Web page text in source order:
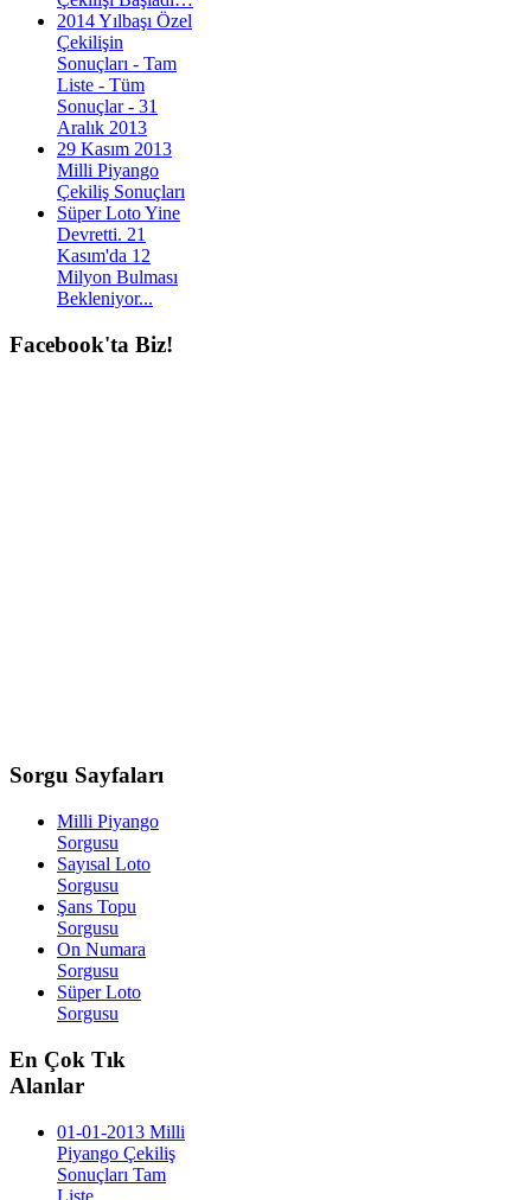
2014 Yılbaşı Özel
Çekilişin
Sonuçları - Tam
Liste - Tüm
Sonuçlar - 31
Aralık 2013
29 Kasım 2013
Milli Piyango
Çekiliş Sonuçları
Süper Loto Yine
Devretti. 21
Kasım'da 12
Milyon Bulması
Bekleniyor...
Facebook'ta Biz!
Sorgu Sayfaları
Milli Piyango
Sorgusu
Sayısal Loto
Sorgusu
Şans Topu
Sorgusu
On Numara
Sorgusu
Süper Loto
Sorgusu
En Çok Tık
Alanlar
01-01-2013 Milli
Piyango Çekiliş
Sonuçları Tam
Liste